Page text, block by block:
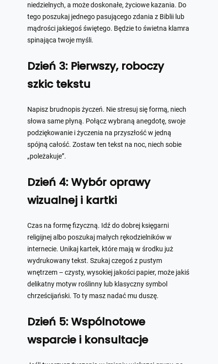
niedzielnych, a może doskonałe, życiowe kazania. Do
tego poszukaj jednego pasującego zdania z Biblii lub
mądrości jakiegoś świętego. Będzie to świetna klamra
spinająca twoje myśli.
Dzień 3: Pierwszy, roboczy
szkic tekstu
Napisz brudnopis życzeń. Nie stresuj się formą, niech
słowa same płyną. Połącz wybraną anegdotę, swoje
podziękowanie i życzenia na przyszłość w jedną
spójną całość. Zostaw ten tekst na noc, niech sobie
„poleżakuje”.
Dzień 4: Wybór oprawy
wizualnej i kartki
Czas na formę fizyczną. Idź do dobrej księgarni
religijnej albo poszukaj małych rękodzielników w
internecie. Unikaj kartek, które mają w środku już
wydrukowany tekst. Szukaj czegoś z pustym
wnętrzem – czysty, wysokiej jakości papier, może jakiś
delikatny motyw roślinny lub klasyczny symbol
chrześcijański. To ty masz nadać mu duszę.
Dzień 5: Wspólnotowe
wsparcie i konsultacje